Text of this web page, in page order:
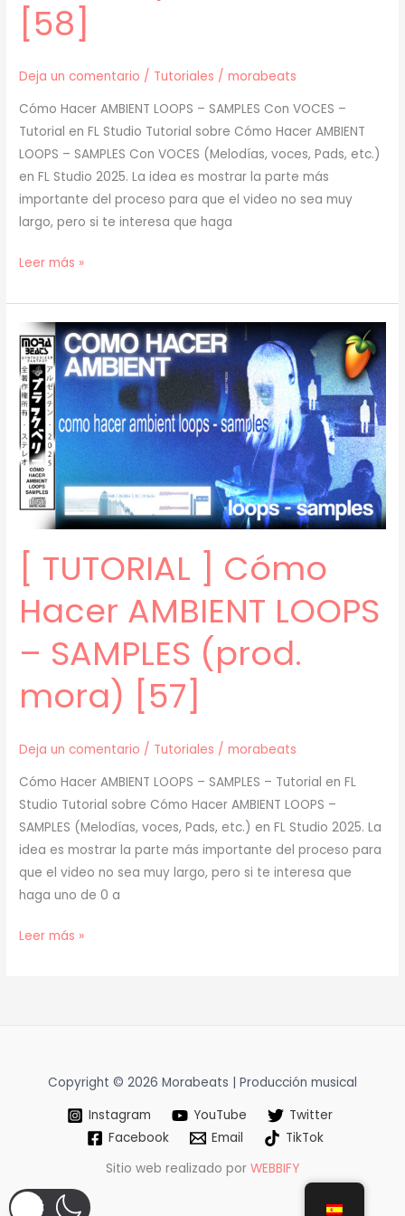
[58]
Deja un comentario / Tutoriales /morabeats
Cómo Hacer AMBIENT LOOPS – SAMPLES Con VOCES –
Tutorial en FL Studio Tutorial sobre Cómo Hacer AMBIENT
LOOPS – SAMPLES Con VOCES (Melodías, voces, Pads, etc.)
en FL Studio 2025. La idea es mostrar la parte más
importante del proceso para que el video no sea muy
largo, pero si te interesa que haga
[
]
Cómo
Hacer
AMBIENT
LOOPS
–
SAMPLES
Con
VOCES
(prod.
mora)
[58]
Leer más »
[ TUTORIAL ] Cómo
Hacer AMBIENT LOOPS
– SAMPLES (prod.
mora) [57]
Deja un comentario / Tutoriales /morabeats
Cómo Hacer AMBIENT LOOPS – SAMPLES – Tutorial en FL
Studio Tutorial sobre Cómo Hacer AMBIENT LOOPS –
SAMPLES (Melodías, voces, Pads, etc.) en FL Studio 2025. La
idea es mostrar la parte más importante del proceso para
que el video no sea muy largo, pero si te interesa que
haga uno de 0 a
[
SAMPLES
Leer más »
Copyright © 2026 Morabeats | Producción musical
Instagram
YouTube
Twitter
Facebook
Email
TikTok
Sitio web realizado por WEBBIFY